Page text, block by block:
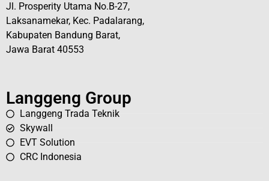
Jl. Prosperity Utama No.B-27,
Laksanamekar, Kec. Padalarang,
Kabupaten Bandung Barat,
Jawa Barat 40553
Langgeng Group
Langgeng Trada Teknik
Skywall
EVT Solution
CRC Indonesia